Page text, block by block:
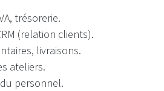
trésorerie.
(relation clients).
livraisons.
ateliers.
personnel.